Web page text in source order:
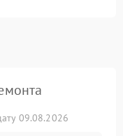
09.08.2026